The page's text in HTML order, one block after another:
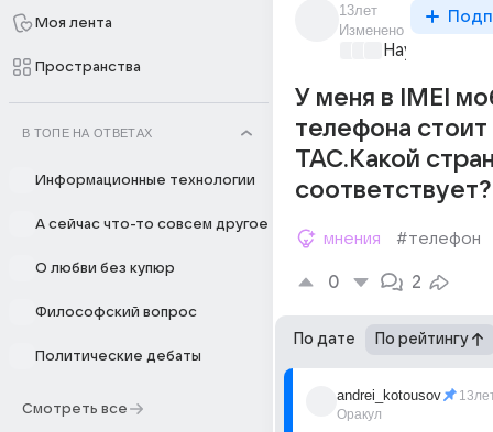
Моя лента
Пространства
В ТОПЕ НА ОТВЕТАХ
Информационные технологии
А сейчас что-то совсем другое
О любви без купюр
Философский вопрос
Политические дебаты
Смотреть все
13лет
Изменено
Наука
У меня в IMEI
телефона стоит
TAC.Какой
соответствует?
мнения #телефон
0 2
По дате По рейтингу
andrei_kotousov
Оракул